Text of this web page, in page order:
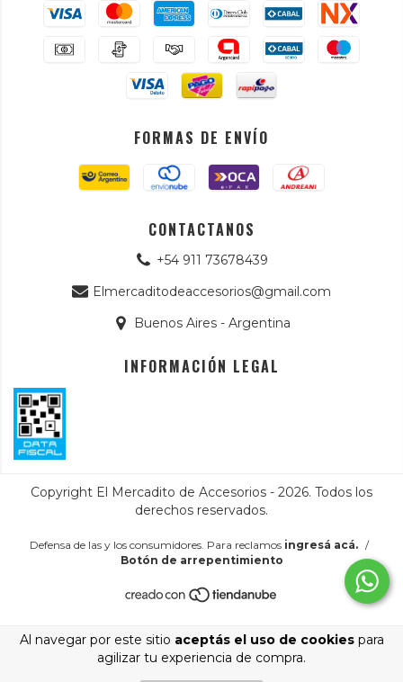
Al navegar por este sitio aceptás el uso de cookiespara
agilizar tu experiencia de compra.
FORMAS DE ENVÍO
CONTACTANOS
+54 911 73678439
Elmercaditodeaccesorios@gmail.com
Buenos Aires - Argentina
INFORMACIÓN LEGAL
Copyright El Mercadito de Accesorios - 2026. Todos los
derechos reservados.
Defensa de las y los consumidores. Para reclamos ingresá acá. /
Botón de arrepentimiento